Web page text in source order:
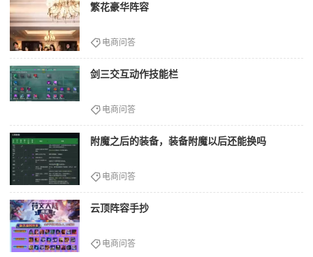
繁花豪华阵容
电商问答
剑三交互动作技能栏
电商问答
附魔之后的装备，装备附魔以后还能换吗
电商问答
云顶阵容手抄
电商问答